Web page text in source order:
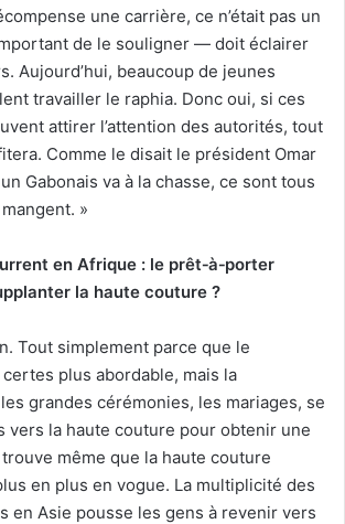
une carrière, ce n’était pas un
de le souligner — doit éclairer
Aujourd’hui, beaucoup de jeunes
travailler le raphia. Donc oui, si ces
attirer l’attention des autorités, tout
Comme le disait le président Omar
Gabonais va à la chasse, ce sont tous
»
en Afrique : le prêt‑à‑porter
la haute couture ?
Tout simplement parce que le
certes plus abordable, mais la
grandes cérémonies, les mariages, se
vers la haute couture pour obtenir une
même que la haute couture
en plus en vogue. La multiplicité des
en Asie pousse les gens à revenir vers